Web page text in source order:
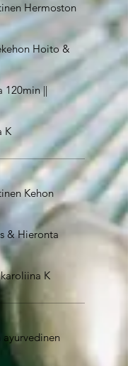
Hermoston
Hoito &
120min ||
K
Kehon
& Hieronta
K
ayurvedinen